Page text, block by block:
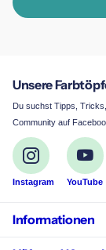
Informationen
Unsere
Du suchst Tipps,
Community auf
Instagram YouTube